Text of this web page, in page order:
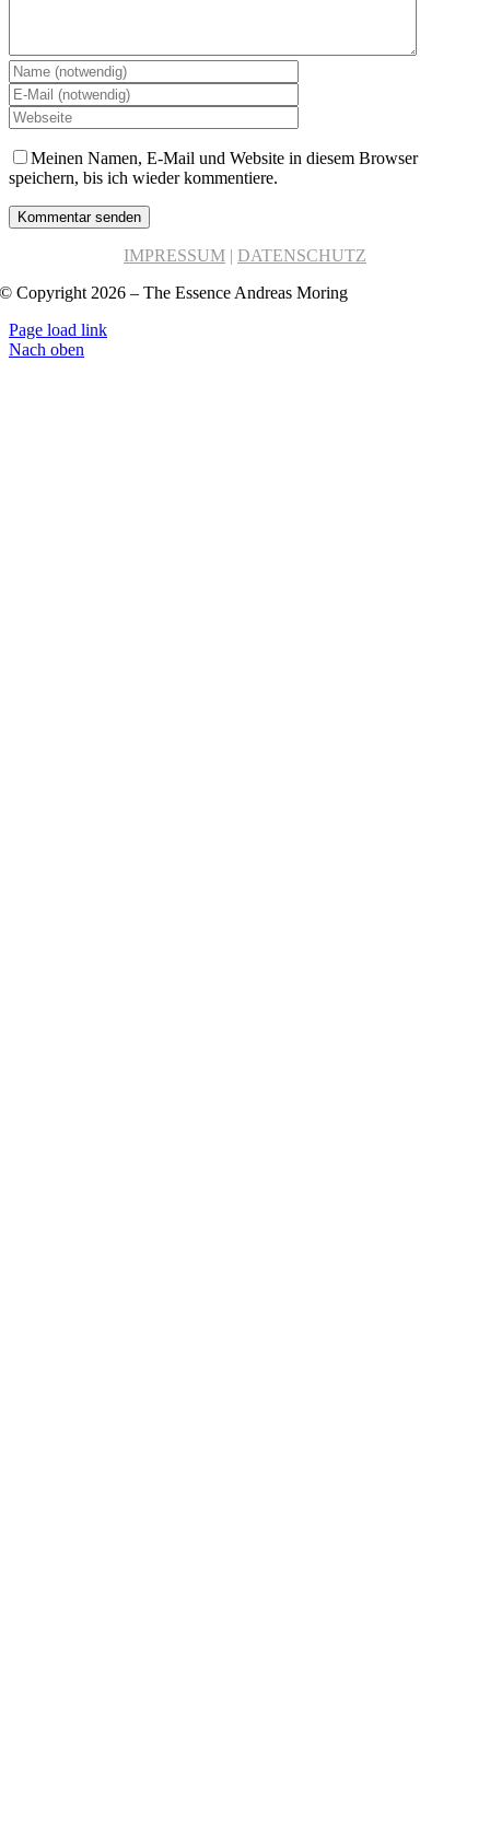
Meinen Namen, E-Mail und Website in diesem Browser
speichern, bis ich wieder kommentiere.
IMPRESSUM | DATENSCHUTZ
© Copyright 2026 – The Essence Andreas Moring
Page load link
Nach oben